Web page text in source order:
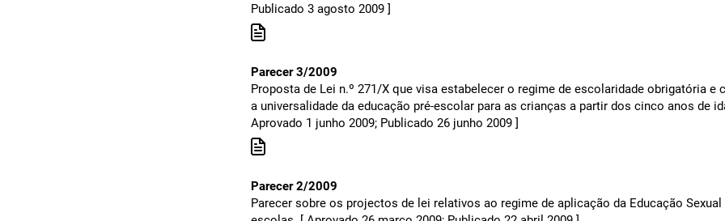
Publicado 3 agosto 2009 ]
Parecer 3/2009
Proposta de Lei n.º 271/X que visa estabelecer o regime de escolaridade obrigatória e
a universalidade da educação pré-escolar para as crianças a partir dos cinco anos de
Aprovado 1 junho 2009; Publicado 26 junho 2009 ]
Parecer 2/2009
Parecer sobre os projectos de lei relativos ao regime de aplicação da Educação Sexual